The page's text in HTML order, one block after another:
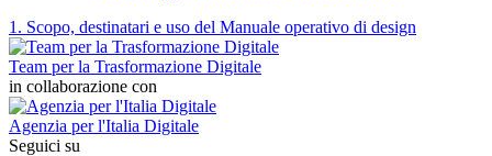
1. Scopo, destinatari e uso del Manuale operativo di design
Team per la Trasformazione Digitale
in collaborazione con
Agenzia per l'Italia Digitale
Seguici su